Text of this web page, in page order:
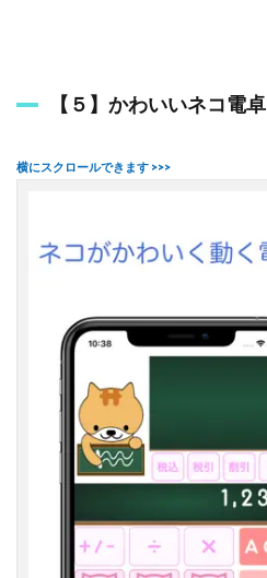
【５】かわいいネコ電卓